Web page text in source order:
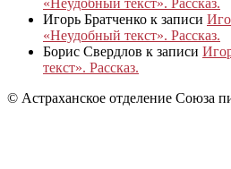
Игорь Братченко к записи
«Неудобный текст». Рассказ.
Борис Свердлов к записи
текст». Рассказ.
© Астраханское отделение Союза